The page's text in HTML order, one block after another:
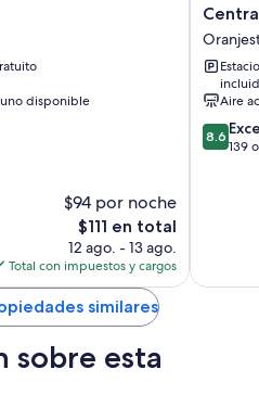
disfrutarás son:
canales digitales
o refrigeradores con congelador y
disponible
$94 por noche
El
precio
actual
es
de
$111
$111 en total
12 ago. - 13 ago.
Total con impuestos y cargos
Central
Hotel
Aire
8.6
de
8.6
139
similares
sobre esta